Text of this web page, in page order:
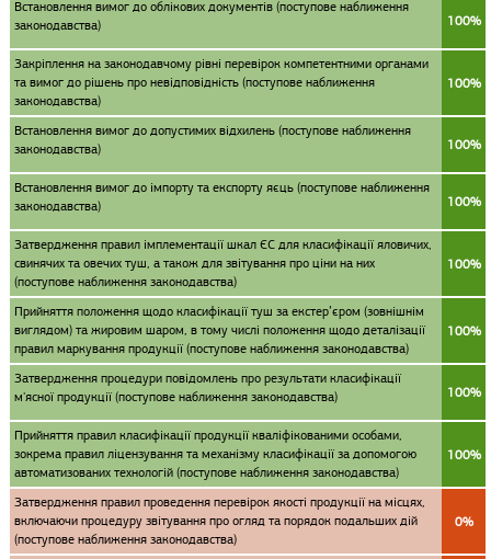
Встановлення вимог до облікових документів (поступове наближення
законодавства)
100%
Закріплення на законодавчому рівні перевірок компетентними органами
та вимог до рішень про невідповідність (поступове наближення
законодавства)
100%
Встановлення вимог до допустимих відхилень (поступове наближення
законодавства)
100%
Встановлення вимог до імпорту та експорту яєць (поступове наближення
законодавства)
100%
Затвердження правил імплементації шкал ЄС для класифікації яловичих,
свинячих та овечих туш, а також для звітування про ціни на них
(поступове наближення законодавства)
100%
Прийняття положення щодо класифікації туш за екстер’єром (зовнішнім
виглядом) та жировим шаром, в тому числі положення щодо деталізації
правил маркування продукції (поступове наближення законодавства)
100%
Затвердження процедури повідомлень про результати класифікації
м'ясної продукції (поступове наближення законодавства)
100%
Прийняття правил класифікації продукції кваліфікованими особами,
зокрема правил ліцензування та механізму класифікації за допомогою
автоматизованих технологій (поступове наближення законодавства)
100%
Затвердження правил проведення перевірок якості продукції на місцях,
включаючи процедуру звітування про огляд та порядок подальших дій
(поступове наближення законодавства)
0%